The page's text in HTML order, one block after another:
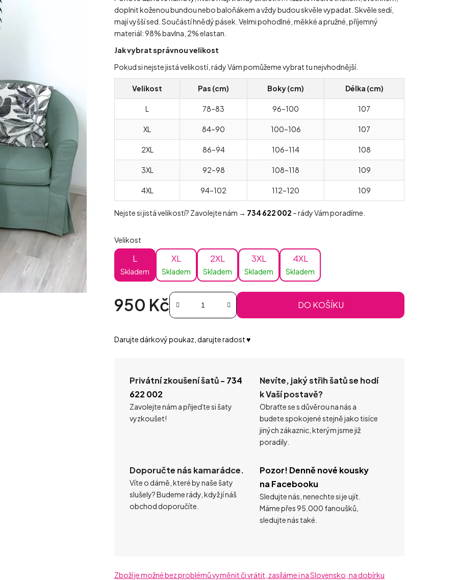
doplnit koženou bundou nebo baloňákem a vždy budou skvěle vypadat. Skvěle sedí,
mají vyšší sed. Součástí hnědý pásek. Velmi pohodlné, měkké a pružné, příjemný
materiál: 98% bavlna, 2% elastan.
Jak vybrat správnou velikost
Pokud si nejste jistá velikostí, rády Vám pomůžeme vybrat tu nejvhodnější.
Velikost Pas (cm) Boky (cm) Délka (cm)
L 78–83 96–100 107
XL 84–90 100–106 107
2XL 86–94 106–114 108
3XL 92–98 108–118 109
4XL 94–102 112–120 109
Nejste si jistá velikostí? Zavolejte nám → 734 622 002 – rády Vám poradíme.
Velikost
L
Skladem
XL
Skladem
2XL
Skladem
3XL
Skladem
4XL
Skladem
950 Kč DO KOŠÍKU
Darujte dárkový poukaz, darujte radost ♥️
Privátní zkoušení šatů - 734
622 002
Zavolejte nám a přijeďte si šaty
vyzkoušet!
Nevíte, jaký střih šatů se hodí
k Vaší postavě?
Obraťte se s důvěrou na nás a
budete spokojené stejně jako tisíce
jiných zákaznic, kterým jsme již
poradily.
Doporučte nás kamarádce.
Víte o dámě, které by naše šaty
slušely? Budeme rády, když jí náš
obchod doporučíte.
Pozor! Denně nové kousky
na Facebooku
Sledujte nás, nenechte si je ujít.
Máme přes 95.000 fanoušků,
sledujte nás také.
Zboží je možné bez problémů vyměnit či vrátit, zasíláme i na Slovensko, na dobírku